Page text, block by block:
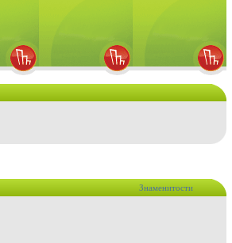
Знаменитости